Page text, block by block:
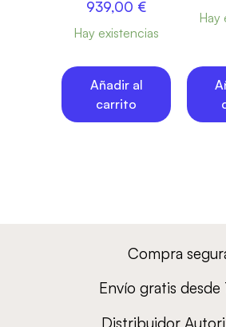
939,00 €
Hay existencias
Añadir al
carrito
Hay
Compra
Envío gratis desde
Distribuidor